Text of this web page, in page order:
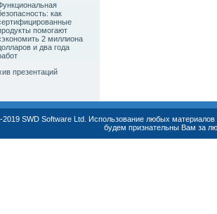
как
помогают
2 миллиона
и два года
презентаций
2019 SWD Software Ltd. Использование любых
будем признательны Вам за